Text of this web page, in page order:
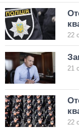
22
21
22